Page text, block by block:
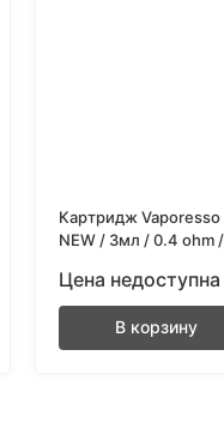
Картридж Vaporesso
NEW / 3мл / 0.4 ohm
Цена недоступна
В корзину